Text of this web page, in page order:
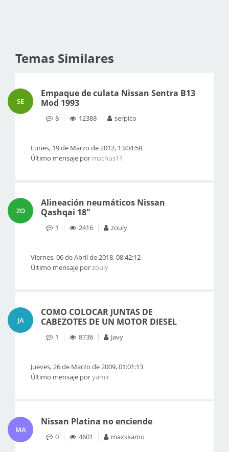
Temas Similares
SE
Empaque de culata Nissan Sentra B13
Mod 1993
8 12388 serpico
Lunes, 19 de Marzo de 2012, 13:04:58
Último mensaje por mschus11
ZO
Alineación neumáticos Nissan
Qashqai 18"
1 2416 zouly
Viernes, 06 de Abril de 2018, 08:42:12
Último mensaje porzouly
JA
COMO COLOCAR JUNTAS DE
CABEZOTES DE UN MOTOR DIESEL
1 8736 Javy
Jueves, 26 de Marzo de 2009, 01:01:13
Último mensaje poryamir
MA
Nissan Platina no enciende
0 4601 maxskamo